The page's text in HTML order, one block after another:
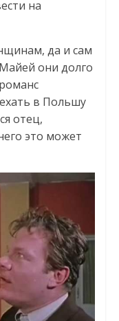
на
да и сам
они долго
в Польшу
отец,
это может